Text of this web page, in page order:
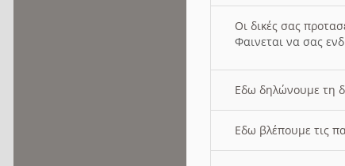
Οι δικές σας
Φαινεται να σας
Εδω δηλώνουμε τη
Εδω βλέπουμε τις